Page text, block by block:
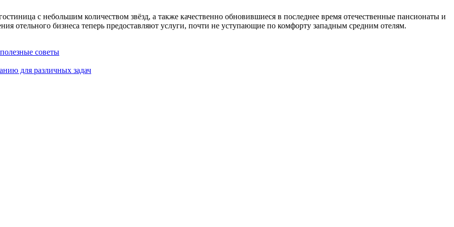
с небольшим количеством звёзд, а также качественно обновившиеся в последнее время отечественные пансионаты и
отельного бизнеса теперь предоставляют услуги, почти не уступающие по комфорту западным средним отелям.
советы
для различных задач